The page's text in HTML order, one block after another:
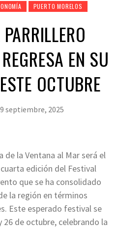
PUERTO MORELOS
EN SU
OCTUBRE
9 septiembre, 2025
de la Ventana al Mar será el
edición del Festival
que se ha consolidado
la región en términos
Este esperado festival se
26 de octubre, celebrando la